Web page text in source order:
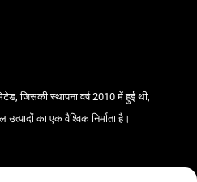
जिसकी स्थापना वर्ष 2010 में हुई थी,
का एक वैश्विक निर्माता है।